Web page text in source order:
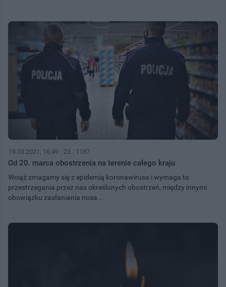
19.03.2021, 16:49 23 1187
Od 20. marca obostrzenia na terenie całego kraju
Wciąż zmagamy się z epidemią koronawirusa i wymaga to
przestrzegania przez nas określonych obostrzeń, między innymi
obowiązku zasłaniania nosa...